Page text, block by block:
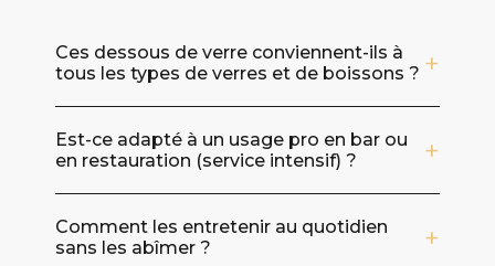
Ces dessous de verre conviennent-ils à
tous les types de verres et de boissons ?
: verres à cocktail, tumblers, verres à vin,
mugs ou tasses. L’osier aide à absorber
l’humidité liée à la condensation et limite les
traces sur la table, que vous serviez une
boisson très fraîche, un café ou un cocktail en
Est-ce adapté à un usage pro en bar ou
en restauration (service intensif) ?
l’osier naturel est un matériau robuste et
réutilisable, intéressant pour les comptoirs où
Comment les entretenir au quotidien
sans les abîmer ?